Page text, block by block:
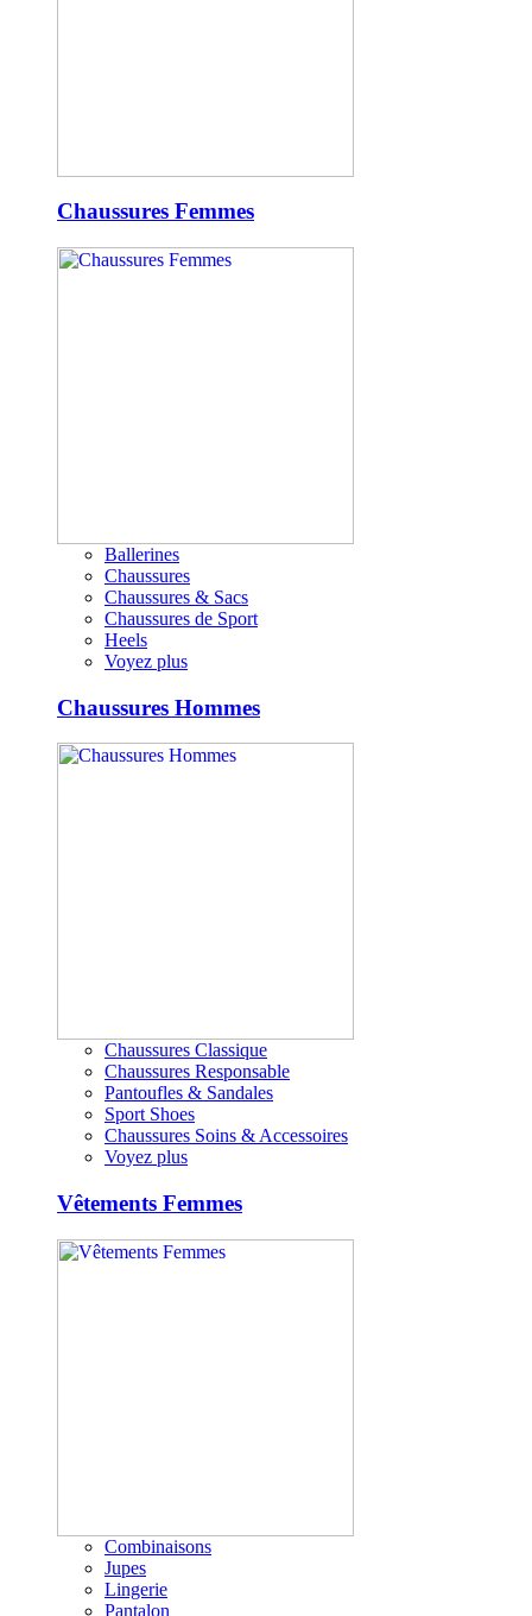
Chaussures Femmes
Ballerines
Chaussures
Chaussures & Sacs
Chaussures de Sport
Heels
Voyez plus
Chaussures Hommes
Chaussures Classique
Chaussures Responsable
Pantoufles & Sandales
Sport Shoes
Chaussures Soins & Accessoires
Voyez plus
Vêtements Femmes
Combinaisons
Jupes
Lingerie
Pantalon